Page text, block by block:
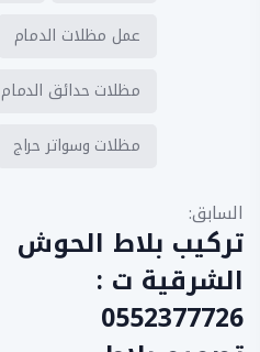
عمل مظلات الدمام
مظلات حدائق الدمام
مظلات وسواتر حراج
ت
ص
فّ
ح
ا
السابق:
تركيب بلاط الحوش
الشرقية ت :
0552377726